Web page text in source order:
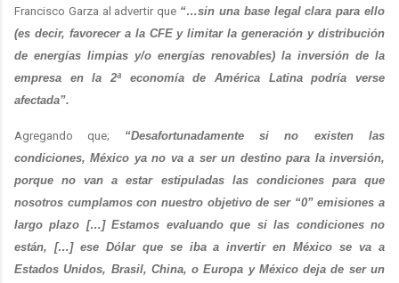
Francisco Garza al advertir que “…sin una base legal clara para ello
(es decir, favorecer a la CFE y limitar la generación y distribución
de energías limpias y/o energías renovables) la inversión de la
empresa en la 2ª economía de América Latina podría verse
afectada”.
Agregando que; “Desafortunadamente si no existen las
condiciones, México ya no va a ser un destino para la inversión,
porque no van a estar estipuladas las condiciones para que
nosotros cumplamos con nuestro objetivo de ser “0” emisiones a
largo plazo […] Estamos evaluando que si las condiciones no
están, […] ese Dólar que se iba a invertir en México se va a
Estados Unidos, Brasil, China, o Europa y México deja de ser un